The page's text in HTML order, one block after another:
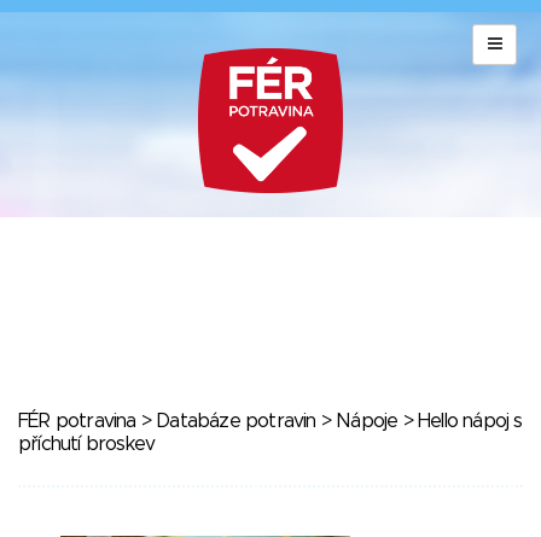
FÉR potravina > Databáze potravin > Nápoje > Hello nápoj s
příchutí broskev